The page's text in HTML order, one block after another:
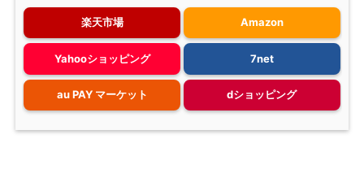
楽天市場 Amazon
Yahooショッピング 7net
au PAY マーケット dショッピング